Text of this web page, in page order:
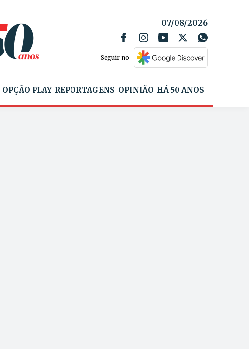
07/08/2026
Seguir no
OPÇÃO PLAY REPORTAGENS OPINIÃO HÁ 50 ANOS